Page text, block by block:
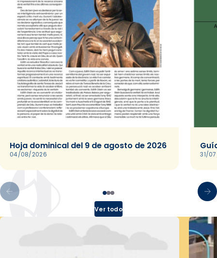
Hoja dominical del 9 de agosto de 2026
04/08/2026 31/
Ver todo